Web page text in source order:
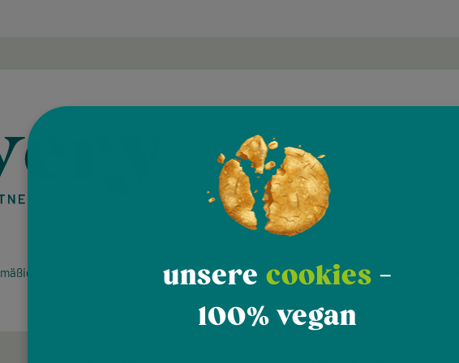
erscheinenden Newsletter, um rechtzeitig über neue Produkte und Angebote
unsere cookies -
100% vegan